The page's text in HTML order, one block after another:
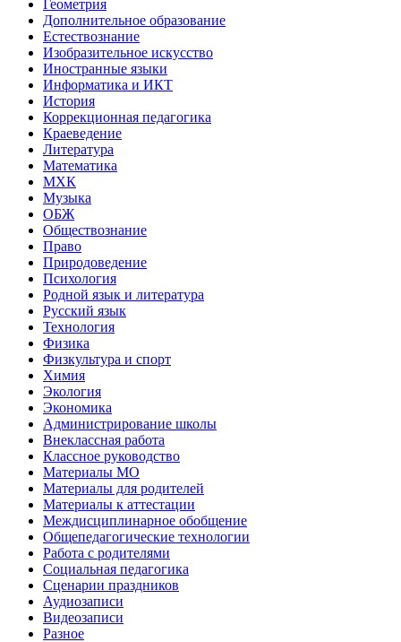
Геометрия
Дополнительное образование
Естествознание
Изобразительное искусство
Иностранные языки
Информатика и ИКТ
История
Коррекционная педагогика
Краеведение
Литература
Математика
МХК
Музыка
ОБЖ
Обществознание
Право
Природоведение
Психология
Родной язык и литература
Русский язык
Технология
Физика
Физкультура и спорт
Химия
Экология
Экономика
Администрирование школы
Внеклассная работа
Классное руководство
Материалы МО
Материалы для родителей
Материалы к аттестации
Междисциплинарное обобщение
Общепедагогические технологии
Работа с родителями
Социальная педагогика
Сценарии праздников
Аудиозаписи
Видеозаписи
Разное